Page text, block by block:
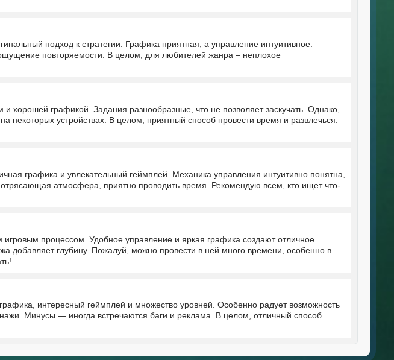
подход к стратегии. Графика приятная, а управление интуитивное.
повторяемости. В целом, для любителей жанра – неплохое
хорошей графикой. Задания разнообразные, что не позволяет заскучать. Однако,
некоторых устройствах. В целом, приятный способ провести время и развлечься.
графика и увлекательный геймплей. Механика управления интуитивно понятна,
атмосфера, приятно проводить время. Рекомендую всем, кто ищет что-
игровым процессом. Удобное управление и яркая графика создают отличное
добавляет глубину. Пожалуй, можно провести в ней много времени, особенно в
интересный геймплей и множество уровней. Особенно радует возможность
Минусы — иногда встречаются баги и реклама. В целом, отличный способ